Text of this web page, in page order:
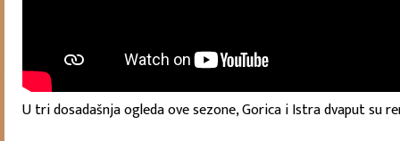
U tri dosadašnja ogleda ove sezone, Gorica i Istra dvaput su